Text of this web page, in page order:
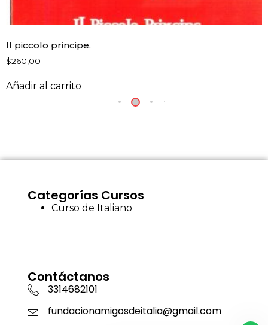
Il piccolo principe.
$260,00
Añadir al carrito
Categorías Cursos
Curso de Italiano
Contáctanos
3314682101
fundacionamigosdeitalia@gmail.com